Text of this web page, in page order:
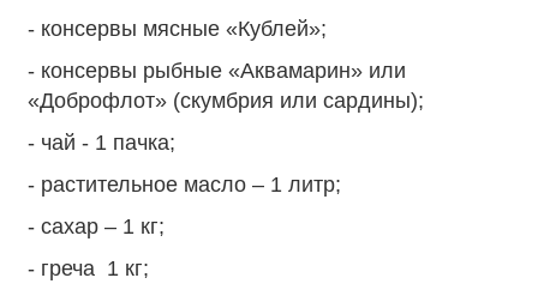
- консервы мясные «Кублей»;
​​​- консервы рыбные «Аквамарин» или
«Доброфлот» (скумбрия или сардины);
- чай - 1 пачка;
- растительное масло – 1 литр;
- сахар – 1 кг;
- греча 1 кг;